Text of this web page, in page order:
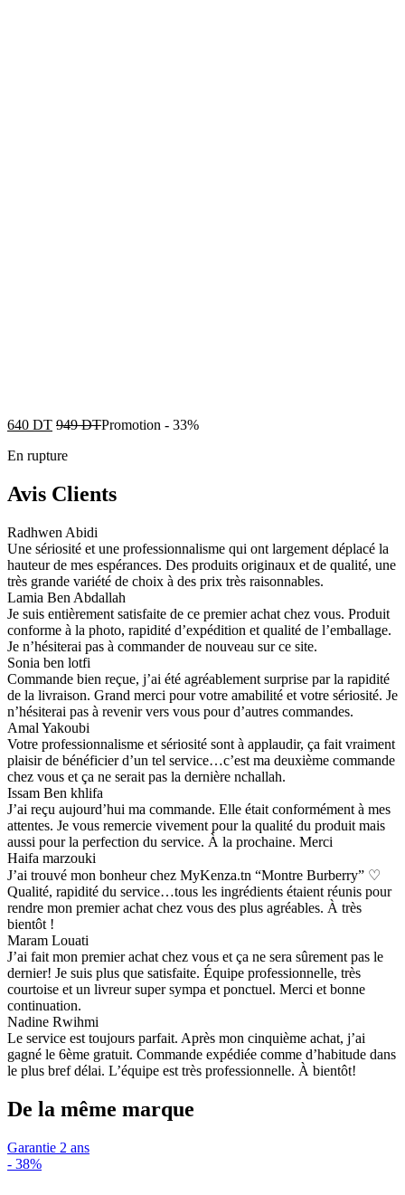
640 DT 949DTPromotion - 33%
En rupture
Avis Clients
Radhwen Abidi
Une sériosité et une professionnalisme qui ont largement déplacé la
hauteur de mes espérances. Des produits originaux et de qualité, une
très grande variété de choix à des prix très raisonnables.
Lamia Ben Abdallah
Je suis entièrement satisfaite de ce premier achat chez vous. Produit
conforme à la photo, rapidité d’expédition et qualité de l’emballage.
Je n’hésiterai pas à commander de nouveau sur ce site.
Sonia ben lotfi
Commande bien reçue, j’ai été agréablement surprise par la rapidité
de la livraison. Grand merci pour votre amabilité et votre sériosité. Je
n’hésiterai pas à revenir vers vous pour d’autres commandes.
Amal Yakoubi
Votre professionnalisme et sériosité sont à applaudir, ça fait vraiment
plaisir de bénéficier d’un tel service…c’est ma deuxième commande
chez vous et ça ne serait pas la dernière nchallah.
Issam Ben khlifa
J’ai reçu aujourd’hui ma commande. Elle était conformément à mes
attentes. Je vous remercie vivement pour la qualité du produit mais
aussi pour la perfection du service. À la prochaine. Merci
Haifa marzouki
J’ai trouvé mon bonheur chez MyKenza.tn “Montre Burberry” ♡
Qualité, rapidité du service…tous les ingrédients étaient réunis pour
rendre mon premier achat chez vous des plus agréables. À très
bientôt !
Maram Louati
J’ai fait mon premier achat chez vous et ça ne sera sûrement pas le
dernier! Je suis plus que satisfaite. Équipe professionnelle, très
courtoise et un livreur super sympa et ponctuel. Merci et bonne
continuation.
Nadine Rwihmi
Le service est toujours parfait. Après mon cinquième achat, j’ai
gagné le 6ème gratuit. Commande expédiée comme d’habitude dans
le plus bref délai. L’équipe est très professionnelle. À bientôt!
De la même marque
Garantie 2 ans
- 38%